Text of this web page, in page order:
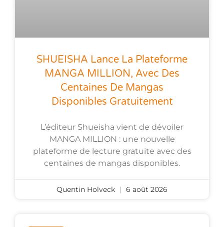
SHUEISHA Lance La Plateforme
MANGA MILLION, Avec Des
Centaines De Mangas
Disponibles Gratuitement
L’éditeur Shueisha vient de dévoiler
MANGA MILLION : une nouvelle
plateforme de lecture gratuite avec des
centaines de mangas disponibles.
Quentin Holveck 6 août 2026